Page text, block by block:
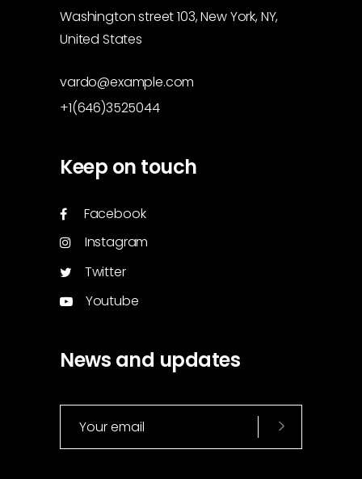
Washington street 103, New York, NY,
United States
vardo@example.com
+1(646)3525044
Keep on touch
Facebook
Instagram
Twitter
Youtube
News and updates